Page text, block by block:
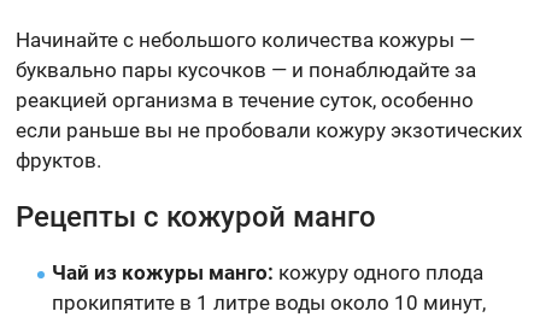
Начинайте с небольшого количества кожуры —
буквально пары кусочков — и понаблюдайте за
реакцией организма в течение суток, особенно
если раньше вы не пробовали кожуру экзотических
фруктов.
Рецепты с кожурой манго
Чай из кожуры манго: кожуру одного плода
прокипятите в 1 литре воды около 10 минут,